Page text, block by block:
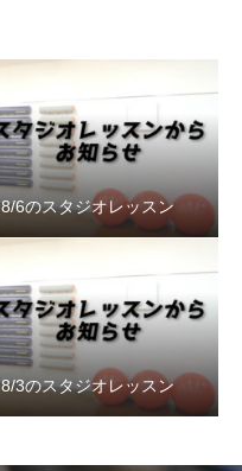
8/6のスタジオレッスン
8/3のスタジオレッスン